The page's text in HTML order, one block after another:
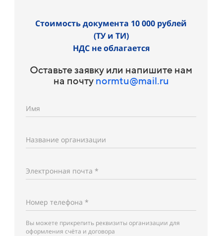
Стоимость документа 10 000 рублей
(ТУ и ТИ)
НДС не облагается
Оставьте заявку или напишите нам
на почту normtu@mail.ru
Имя
Название организации
Электронная почта *
Номер телефона *
Вы можете прикрепить реквизиты организации для
оформления счёта и договора